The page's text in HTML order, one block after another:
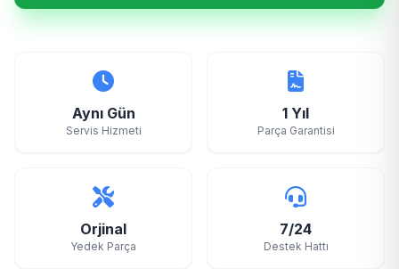
Aynı Gün
Servis Hizmeti
1 Yıl
Parça Garantisi
Orjinal
Yedek Parça
7/24
Destek Hattı